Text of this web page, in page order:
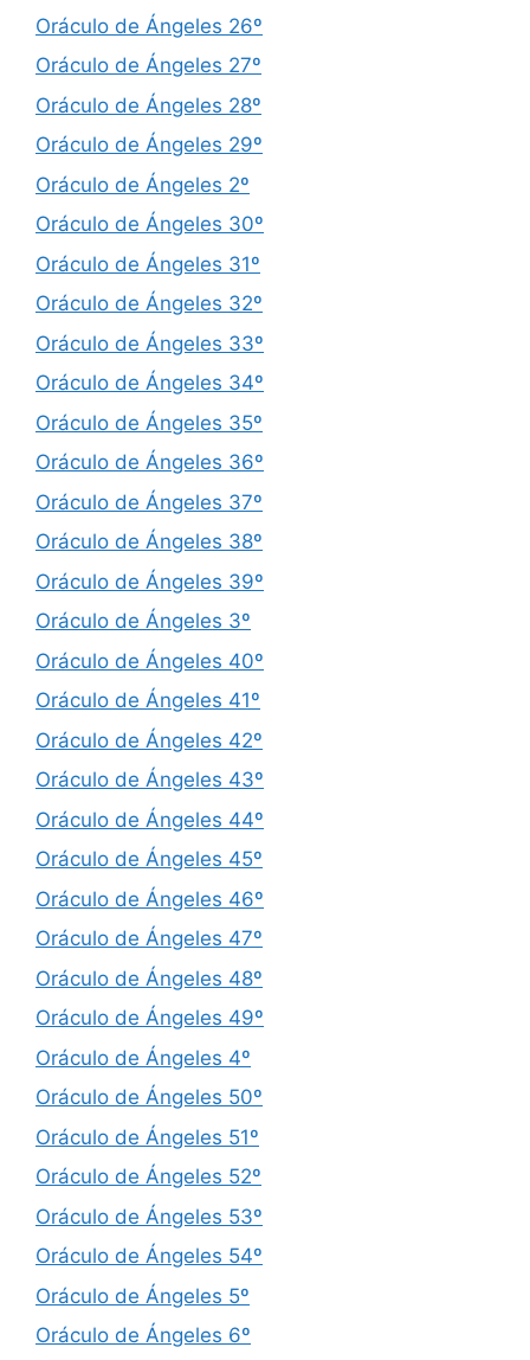
Oráculo de Ángeles 26º
Oráculo de Ángeles 27º
Oráculo de Ángeles 28º
Oráculo de Ángeles 29º
Oráculo de Ángeles 2º
Oráculo de Ángeles 30º
Oráculo de Ángeles 31º
Oráculo de Ángeles 32º
Oráculo de Ángeles 33º
Oráculo de Ángeles 34º
Oráculo de Ángeles 35º
Oráculo de Ángeles 36º
Oráculo de Ángeles 37º
Oráculo de Ángeles 38º
Oráculo de Ángeles 39º
Oráculo de Ángeles 3º
Oráculo de Ángeles 40º
Oráculo de Ángeles 41º
Oráculo de Ángeles 42º
Oráculo de Ángeles 43º
Oráculo de Ángeles 44º
Oráculo de Ángeles 45º
Oráculo de Ángeles 46º
Oráculo de Ángeles 47º
Oráculo de Ángeles 48º
Oráculo de Ángeles 49º
Oráculo de Ángeles 4º
Oráculo de Ángeles 50º
Oráculo de Ángeles 51º
Oráculo de Ángeles 52º
Oráculo de Ángeles 53º
Oráculo de Ángeles 54º
Oráculo de Ángeles 5º
Oráculo de Ángeles 6º